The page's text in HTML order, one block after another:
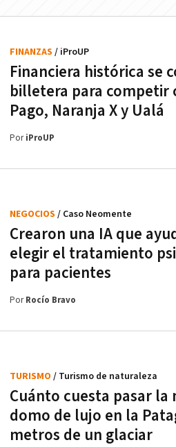
Financiera histórica se
billetera para competir
Pago, Naranja X y Ualá
FINANZAS / iProUP
PoriProUP
Crearon una IA que
elegir el tratamiento
para pacientes
NEGOCIOS / Caso Neomente
PorRocío Bravo
Cuánto cuesta pasar la
domo de lujo en la
metros de un glaciar
TURISMO / Turismo de naturaleza